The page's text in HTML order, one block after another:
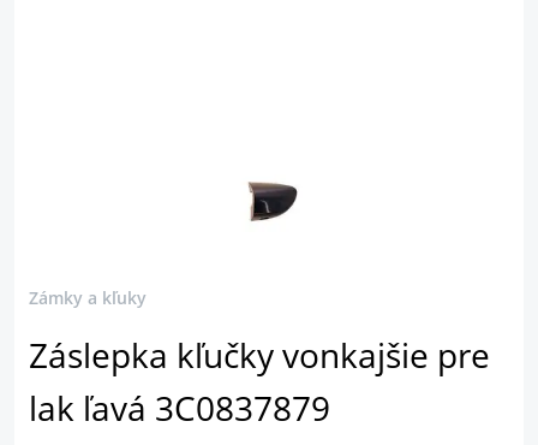
Zámky a kľuky
Záslepka kľučky vonkajšie pre
lak ľavá 3C0837879